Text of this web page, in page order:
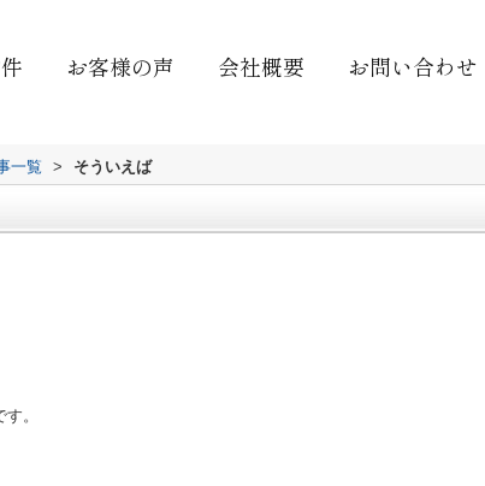
お客様の声 会社概要 お問い合わせ
一覧 > そういえば
。